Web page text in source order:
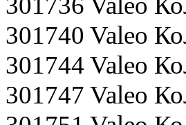
301740 Valeo
301744 Valeo
301747 Valeo